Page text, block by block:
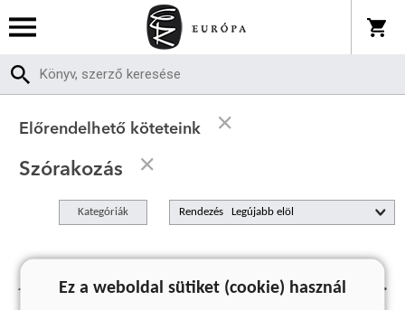
Előrendelhető köteteink
Szórakozás
Kategóriák Rendezés
Jelenleg nincs előrendelhető termékünk.
Ez a weboldal sütiket (cookie) használ